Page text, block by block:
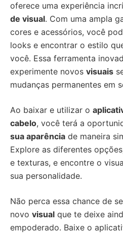
oferece uma experiência
de visual. Com uma ampla
cores e acessórios, você
looks e encontrar o estilo
você. Essa ferramenta
experimente novos visuais
mudanças permanentes em
Ao baixar e utilizar o
cabelo, você terá a
sua aparência de maneira
Explore as diferentes
e texturas, e encontre o
sua personalidade.
Não perca essa chance de
novo visual que te deixe
empoderado. Baixe o